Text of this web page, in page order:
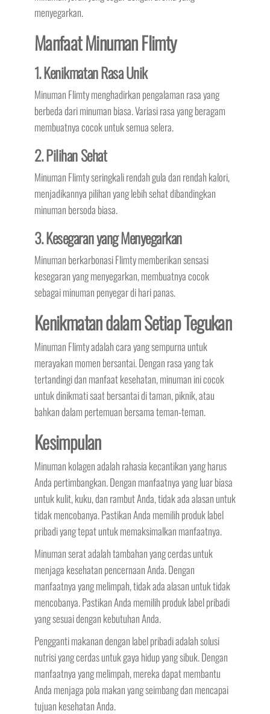
menyegarkan.
Manfaat Minuman Flimty
1. Kenikmatan Rasa Unik
Minuman Flimty menghadirkan pengalaman rasa yang
berbeda dari minuman biasa. Variasi rasa yang beragam
membuatnya cocok untuk semua selera.
2. Pilihan Sehat
Minuman Flimty seringkali rendah gula dan rendah kalori,
menjadikannya pilihan yang lebih sehat dibandingkan
minuman bersoda biasa.
3. Kesegaran yang Menyegarkan
Minuman berkarbonasi Flimty memberikan sensasi
kesegaran yang menyegarkan, membuatnya cocok
sebagai minuman penyegar di hari panas.
Kenikmatan dalam Setiap Tegukan
Minuman Flimty adalah cara yang sempurna untuk
merayakan momen bersantai. Dengan rasa yang tak
tertandingi dan manfaat kesehatan, minuman ini cocok
untuk dinikmati saat bersantai di taman, piknik, atau
bahkan dalam pertemuan bersama teman-teman.
Kesimpulan
Minuman kolagen adalah rahasia kecantikan yang harus
Anda pertimbangkan. Dengan manfaatnya yang luar biasa
untuk kulit, kuku, dan rambut Anda, tidak ada alasan untuk
tidak mencobanya. Pastikan Anda memilih produk label
pribadi yang tepat untuk memaksimalkan manfaatnya.
Minuman serat adalah tambahan yang cerdas untuk
menjaga kesehatan pencernaan Anda. Dengan
manfaatnya yang melimpah, tidak ada alasan untuk tidak
mencobanya. Pastikan Anda memilih produk label pribadi
yang sesuai dengan kebutuhan Anda.
Pengganti makanan dengan label pribadi adalah solusi
nutrisi yang cerdas untuk gaya hidup yang sibuk. Dengan
manfaatnya yang melimpah, mereka dapat membantu
Anda menjaga pola makan yang seimbang dan mencapai
tujuan kesehatan Anda.